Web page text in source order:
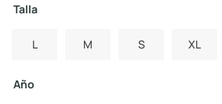
Talla
L M S XL
Año